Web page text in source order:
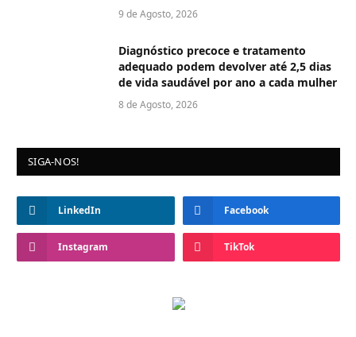
9 de Agosto, 2026
Diagnóstico precoce e tratamento
adequado podem devolver até 2,5 dias
de vida saudável por ano a cada mulher
8 de Agosto, 2026
SIGA-NOS!
LinkedIn Facebook
Instagram TikTok